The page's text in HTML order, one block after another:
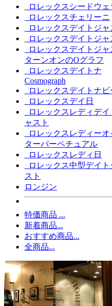
ロレックスシードウェ
ロレックスチェリーニ
ロレックスデイトジャ
ロレックスデイトジャ
ロレックスデイトジャ
ターンオンのOグラフ
ロレックスデイトナ
Cosmograph
ロレックスデイトナビ
ロレックスデイ日
ロレックスレディデイ
ャスト
ロレックスレディーオ
ターパーペチュアル
ロレックスレディ日
ロレックス中型デイト
スト
ロンジン
特価商品 ...
新着商品...
おすすめ商品...
全商品...